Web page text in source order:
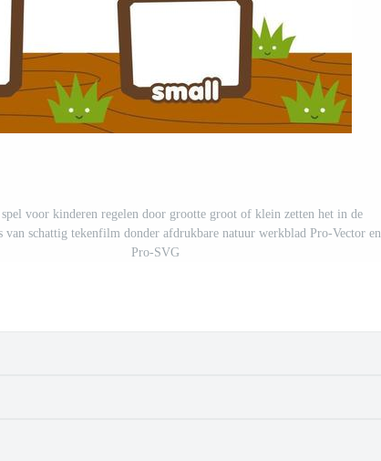
voor kinderen regelen door grootte groot of klein zetten het in de
van schattig tekenfilm donder afdrukbare natuur werkblad Pro-Vector en
Pro-SVG